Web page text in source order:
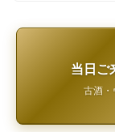
当日ご
古酒・